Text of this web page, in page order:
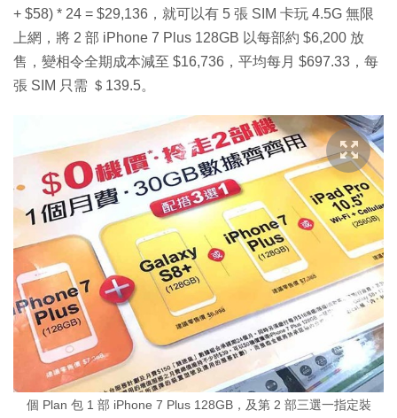
+ $58) * 24 = $29,136，就可以有 5 張 SIM 卡玩 4.5G 無限
上網，將 2 部 iPhone 7 Plus 128GB 以每部約 $6,200 放
售，變相令全期成本減至 $16,736，平均每月 $697.33，每
張 SIM 只需 ＄139.5。
個 Plan 包 1 部 iPhone 7 Plus 128GB，及第 2 部三選一指定裝